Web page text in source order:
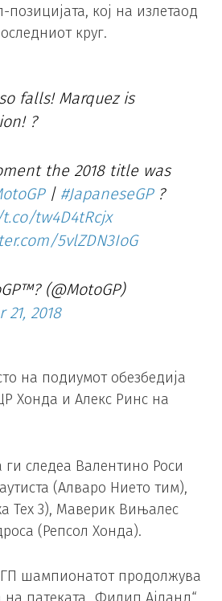
кој на излетаод
круг.
falls! Marquez is
?
the 2018 title was
| #JapaneseGP?
tw4D4tRcjx
5vlZDN3IoG
(@MotoGP)
21, 2018
на подиумот обезбедија
Хонда и Алекс Ринс на
ги следеа Валентино Роси
(Алваро Нието тим),
Тех 3), Маверик Вињалес
(Репсол Хонда).
шампионатот продолжува